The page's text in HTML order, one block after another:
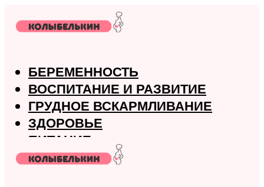
БЕРЕМЕННОСТЬ
ВОСПИТАНИЕ И РАЗВИТИЕ
ГРУДНОЕ ВСКАРМЛИВАНИЕ
ЗДОРОВЬЕ
ПИТАНИЕ
РОДЫ